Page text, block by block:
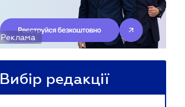
Реклама
Вибір редакції